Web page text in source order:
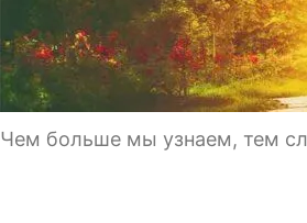
Чем больше мы узнаем, тем